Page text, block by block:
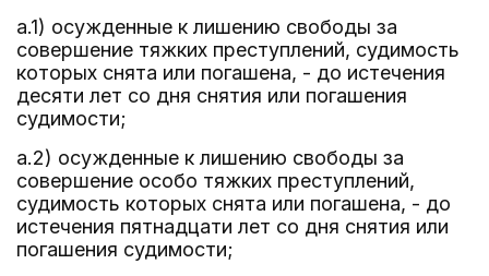
а.1) осужденные к лишению свободы за
совершение тяжких преступлений, судимость
которых снята или погашена, - до истечения
десяти лет со дня снятия или погашения
судимости;
а.2) осужденные к лишению свободы за
совершение особо тяжких преступлений,
судимость которых снята или погашена, - до
истечения пятнадцати лет со дня снятия или
погашения судимости;